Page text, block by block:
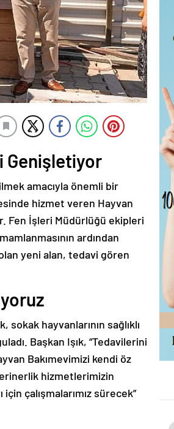
Genişletiyor
amacıyla önemli bir
hizmet veren Hayvan
Fen İşleri Müdürlüğü ekipleri
ardından
yeni alan, tedavi gören
sokak hayvanlarının sağlıklı
Başkan Işık, “Tedavilerini
Bakımevimizi kendi öz
hizmetlerimizin
çalışmalarımız sürecek”